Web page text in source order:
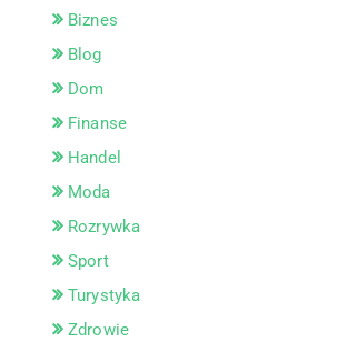
Biznes
Blog
Dom
Finanse
Handel
Moda
Rozrywka
Sport
Turystyka
Zdrowie